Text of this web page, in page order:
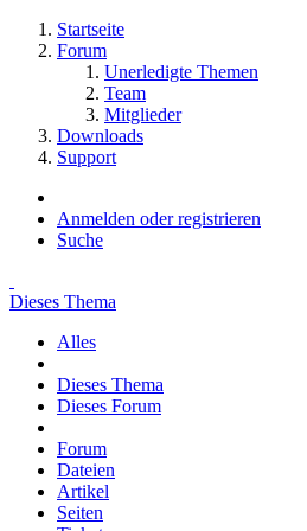
Startseite
Forum
Unerledigte Themen
Team
Mitglieder
Downloads
Support
Anmelden oder registrieren
Suche
Dieses Thema
Alles
Dieses Thema
Dieses Forum
Forum
Dateien
Artikel
Seiten